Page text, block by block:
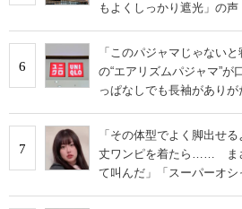
もよくしっかり遮光」の声
6
「このパジャマじゃない
の“エアリズムパジャマ”
っぱなしでも長袖があり
7
「その体型でよく脚出せ
丈ワンピを着たら…… ま
て叫んだ」「スーパーオシ